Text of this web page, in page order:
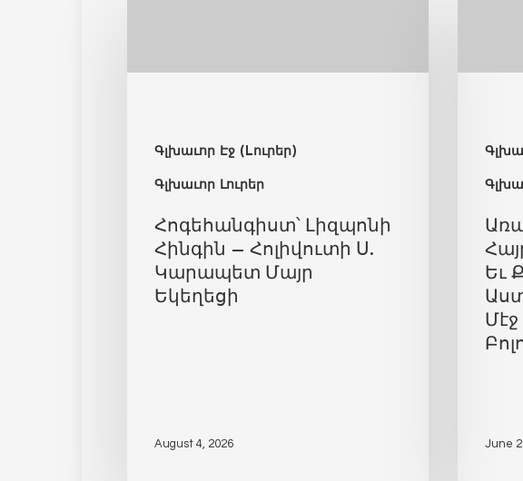
Գլխաւոր Էջ (Lուրեր)
Գլխաւոր Լուրեր
Հոգեհանգիստ՝ Լիզպոնի
Հինգին – Հոլիվուտի Ս.
Կարապետ Մայր
Եկեղեցի
August 4, 2026
Եւ
June